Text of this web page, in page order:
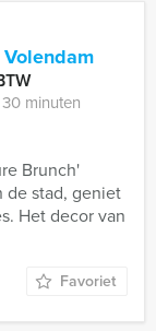
minuten
Brunch'
de stad, geniet
Het decor van
Favoriet